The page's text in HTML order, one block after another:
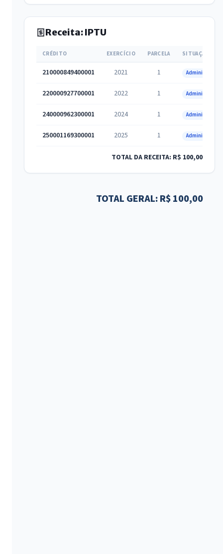
Receita: IPTU
CRÉDITO EXERCÍCIO PARCELA SITUAÇÃO
210000849400001 2021 1 Administrativa
220000927700001 2022 1 Administrativa
240000962300001 2024 1 Administrativa
250001169300001 2025 1 Administrativa
TOTAL DA RECEITA: R$ 100,00
TOTAL GERAL: R$ 100,00